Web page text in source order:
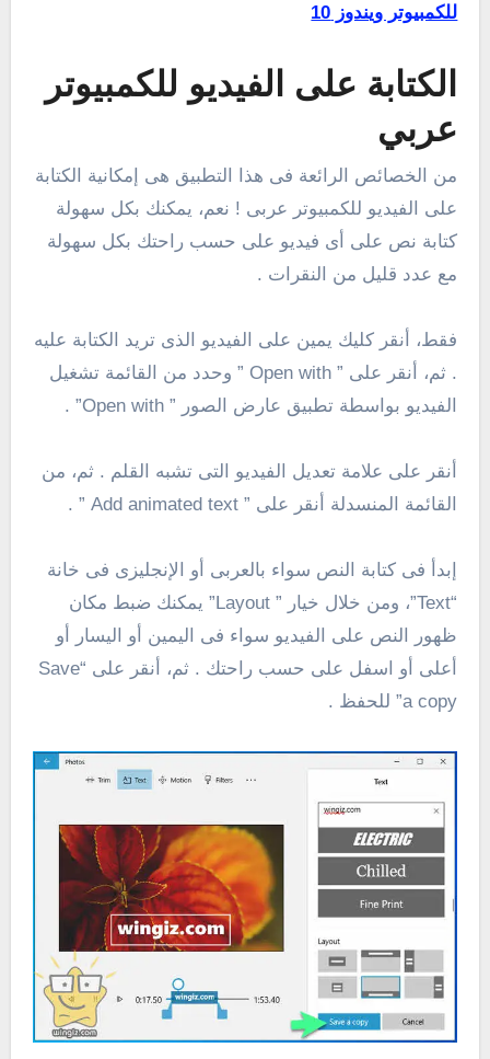
للكمبيوتر ويندوز 10
الكتابة على الفيديو للكمبيوتر
عربي
من الخصائص الرائعة فى هذا التطبيق هى إمكانية الكتابة
على الفيديو للكمبيوتر عربى ! نعم، يمكنك بكل سهولة
كتابة نص على أى فيديو على حسب راحتك بكل سهولة
مع عدد قليل من النقرات .
فقط، أنقر كليك يمين على الفيديو الذى تريد الكتابة عليه
. ثم، أنقر على ” Open with ” وحدد من القائمة تشغيل
الفيديو بواسطة تطبيق عارض الصور ” Open with” .
أنقر على علامة تعديل الفيديو التى تشبه القلم . ثم، من
القائمة المنسدلة أنقر على ” Add animated text ” .
إبدأ فى كتابة النص سواء بالعربى أو الإنجليزى فى خانة
“Text”، ومن خلال خيار ” Layout” يمكنك ضبط مكان
ظهور النص على الفيديو سواء فى اليمين أو اليسار أو
أعلى أو اسفل على حسب راحتك . ثم، أنقر على “Save
a copy” للحفظ .